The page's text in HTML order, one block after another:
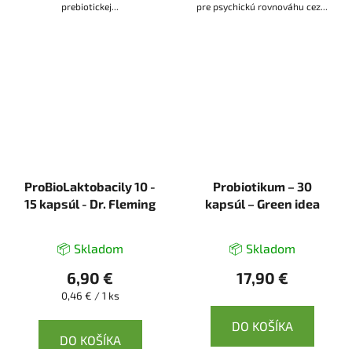
prebiotickej...
pre psychickú rovnováhu cez...
ProBioLaktobacily 10 -
15 kapsúl - Dr. Fleming
📦 Skladom
6,90 €
Jednotková
0,46 € / 1 ks
DO KOŠÍKA
Probiotikum – 30
kapsúl – Green idea
📦 Skladom
17,90 €
DO KOŠÍKA